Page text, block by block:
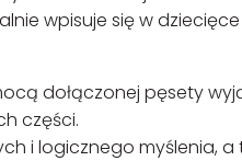
wpisuje się w
dołączonej pęsety
części.
i logicznego myślenia, a